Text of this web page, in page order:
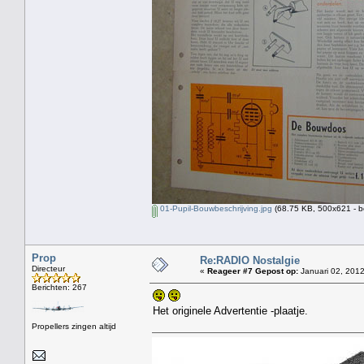
01-Pupil-Bouwbeschrijving.jpg (68.75 KB, 500x621 -
Prop
Directeur
Berichten: 267
Propellers zingen altijd
Re:RADIO Nostalgie
« Reageer #7 Gepost op: Januari 02,
Het originele Advertentie -plaatje.